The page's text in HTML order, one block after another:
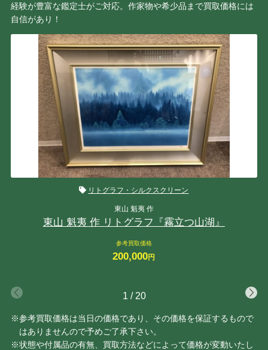
経験が豊富な鑑定士がご対応。作家物や希少品まで買取価格には
自信があり！
リトグラフ・シルクスクリーン
東山 魁夷 作
東山 魁夷 作 リトグラフ『霧立つ山湖』
参考買取価格
200,000円
1 / 20
※参考買取価格は当日の価格であり、その価格を保証するもので
はありませんので予めご了承下さい。
※状態や付属品の有無、買取方法などによって価格が変動いたし